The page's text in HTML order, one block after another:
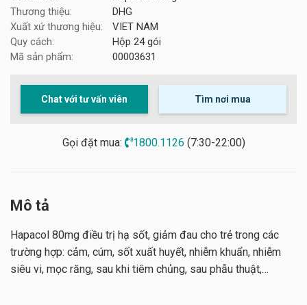
Thương thiệu:
DHG
Xuất xứ thương hiệu:
VIET NAM
Quy cách:
Hộp 24 gói
Mã sản phẩm:
00003631
Chat với tư vấn viên Tìm nơi mua
Gọi đặt mua: 1800.1126 (7:30-22:00)
Mô tả
Hapacol 80mg điều trị hạ sốt, giảm đau cho trẻ trong các
trường hợp: cảm, cúm, sốt xuất huyết, nhiễm khuẩn, nhiễm
siêu vi, mọc răng, sau khi tiêm chủng, sau phẫu thuật,…